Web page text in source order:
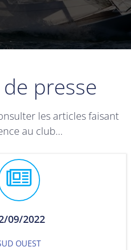
de presse
les articles faisant
au club…
09/2022
OUEST